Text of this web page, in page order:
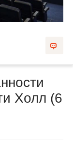
Холл (6